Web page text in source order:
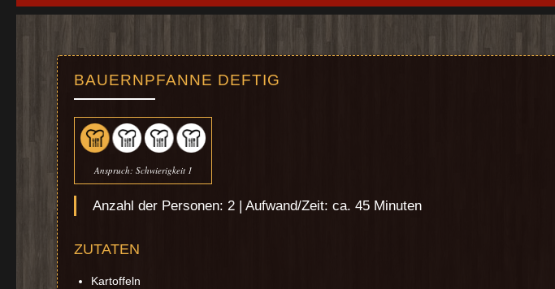
BAUERNPFANNE DEFTIG
Anspruch: Schwierigkeit 1
Anzahl der Personen: 2 | Aufwand/Zeit: ca. 45 Minuten
ZUTATEN
Kartoffeln